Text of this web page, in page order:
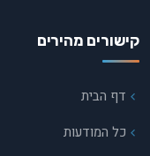
קישורים מהירים
דף הבית
כל המודעות